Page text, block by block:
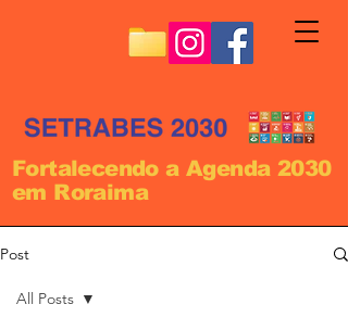
Fortalecendo a Agenda 2030
em Roraima
Post
All Posts